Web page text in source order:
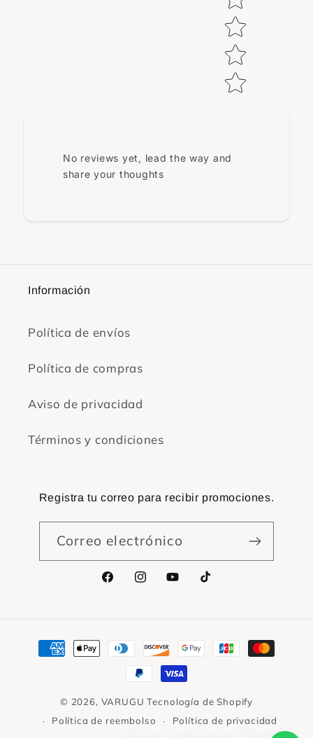
No reviews yet, lead the way and
share your thoughts
Información
Política de envíos
Política de compras
Aviso de privacidad
Términos y condiciones
Registra tu correo para recibir promociones.
Correo electrónico
FacebookInstagramYouTubeTikTok
Formas
de
© 2026, VARUGU Tecnología de Shopify
Política de reembolso
Política de privacidad
Clic para enviarnos WhatsApp